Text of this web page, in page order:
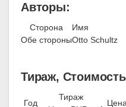
Авторы:
Сторона
Имя
Обе стороныOtto Schultz
Тираж,
Год
Тираж